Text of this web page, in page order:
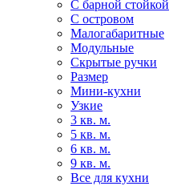
С барной стойкой
С островом
Малогабаритные
Модульные
Скрытые ручки
Размер
Мини-кухни
Узкие
3 кв. м.
5 кв. м.
6 кв. м.
9 кв. м.
Все для кухни